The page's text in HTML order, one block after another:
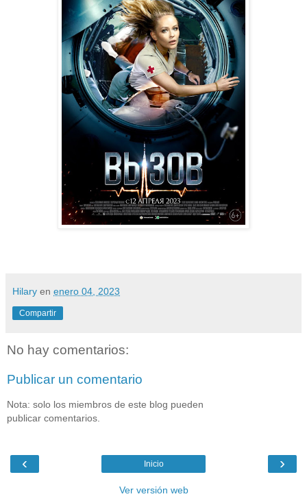
Hilary en enero 04, 2023
Compartir
No hay comentarios:
Publicar un comentario
Nota: solo los miembros de este blog pueden
publicar comentarios.
‹ ›
Inicio
Ver versión web